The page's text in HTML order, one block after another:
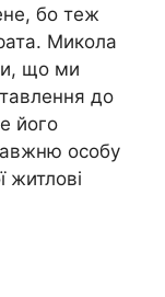
бо теж
Микола
що ми
до
його
особу
житлові